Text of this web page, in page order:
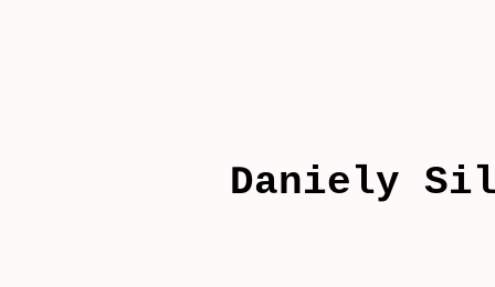
Daniely